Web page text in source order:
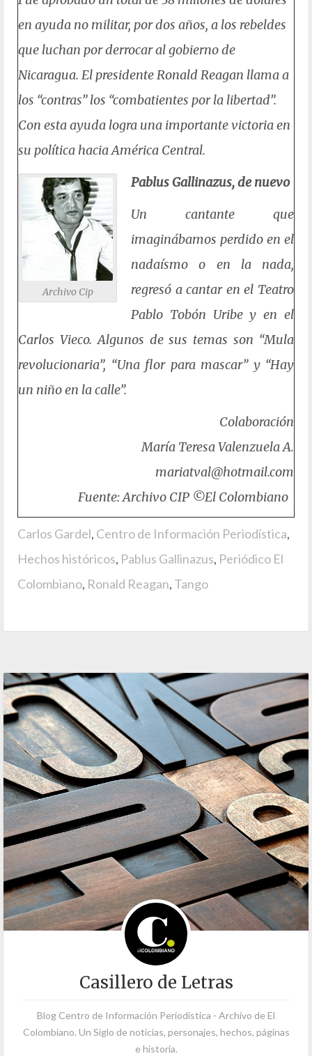
en ayuda no militar, por dos años, a los rebeldes
que luchan por derrocar al gobierno de
Nicaragua. El presidente Ronald Reagan llama a
los “contras” los “combatientes por la libertad”.
Con esta ayuda logra una importante victoria en
su política hacia América Central.
Archivo Cip
Pablus Gallinazus, de nuevo
Un cantante que
imaginábamos perdido en el
nadaísmo o en la nada,
regresó a cantar en el Teatro
Pablo Tobón Uribe y en el
Carlos Vieco. Algunos de sus temas son “Mula
revolucionaria”, “Una flor para mascar” y “Hay
un niño en la calle”.
Colaboración
María Teresa Valenzuela A.
mariatval@hotmail.com
Fuente: Archivo CIP ©El Colombiano
Carlos Gardel, Centro de Información Periodística,
Hechos históricos, Pablus Gallinazus, Periódico El
Colombiano, Ronald Reagan, Tango
Casillero de Letras
Blog Centro de Información Periodística - Archivo de El
Colombiano. Un Siglo de noticias, personajes, hechos, páginas
e historia.